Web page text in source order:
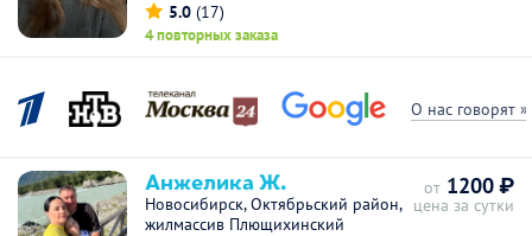
5.0 (17)
4 повторных заказа
О нас говорят »
Анжелика Ж.
Новосибирск, Октябрьский район,
жилмассив Плющихинский
от 1200 ₽
цена за сутки